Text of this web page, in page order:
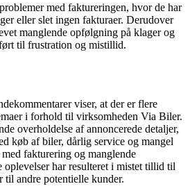
med faktureringen, hvor de har
eller slet ingen fakturaer. Derudover
manglende opfølgning på klager og
til frustration og mistillid.
viser, at der er flere
i forhold til virksomheden Via Biler.
overholdelse af annoncerede detaljer,
køb af biler, dårlig service og mangel
fakturering og manglende
har resulteret i mistet tillid til
til andre potentielle kunder.